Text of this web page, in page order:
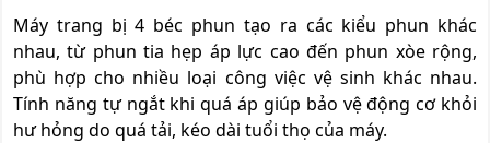
Máy trang bị 4 béc phun tạo ra các kiểu phun khác
nhau, từ phun tia hẹp áp lực cao đến phun xòe rộng,
phù hợp cho nhiều loại công việc vệ sinh khác nhau.
Tính năng tự ngắt khi quá áp giúp bảo vệ động cơ khỏi
hư hỏng do quá tải, kéo dài tuổi thọ của máy.